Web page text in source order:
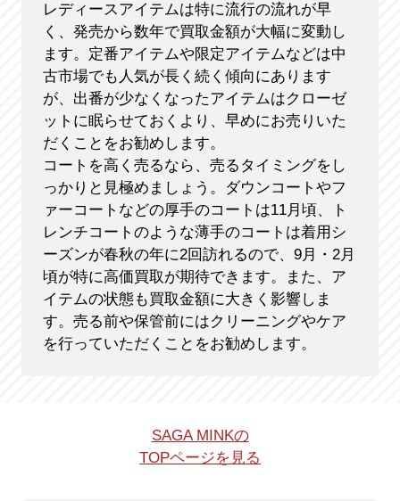
レディースアイテムは特に流行の流れが早
く、発売から数年で買取金額が大幅に変動し
ます。定番アイテムや限定アイテムなどは中
古市場でも人気が長く続く傾向にあります
が、出番が少なくなったアイテムはクローゼ
ットに眠らせておくより、早めにお売りいた
だくことをお勧めします。
コートを高く売るなら、売るタイミングをし
っかりと見極めましょう。ダウンコートやフ
ァーコートなどの厚手のコートは11月頃、ト
レンチコートのような薄手のコートは着用シ
ーズンが春秋の年に2回訪れるので、9月・2月
頃が特に高価買取が期待できます。また、ア
イテムの状態も買取金額に大きく影響しま
す。売る前や保管前にはクリーニングやケア
を行っていただくことをお勧めします。
SAGA MINKの
TOPページを見る